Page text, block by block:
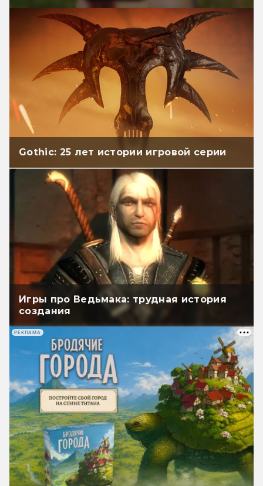
Gothic: 25 лет истории игровой серии
Игры про Ведьмака: трудная история
создания
РЕКЛАМА